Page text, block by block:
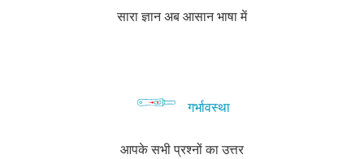
सारा ज्ञान अब आसान भाषा में
गर्भावस्था
आपके सभी प्रश्नों का उत्तर